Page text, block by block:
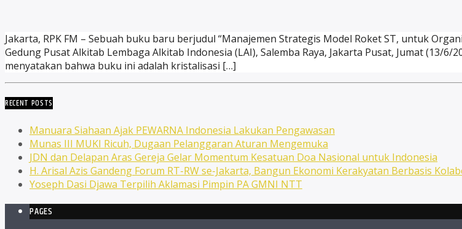
Jakarta, RPK FM – Sebuah buku baru berjudul “Manajemen Strategis Model Roket ST, untuk
Gedung Pusat Alkitab Lembaga Alkitab Indonesia (LAI), Salemba Raya, Jakarta Pusat, Jumat (13/
menyatakan bahwa buku ini adalah kristalisasi […]
RECENT POSTS
Manuara Siahaan Ajak PEWARNA Indonesia Lakukan Pengawasan
Munas III MUKI Ricuh, Dugaan Pelanggaran Aturan Mengemuka
JDN dan Delapan Aras Gereja Gelar Momentum Kesatuan Doa Nasional untuk Indonesia
H. Arisal Azis Gandeng Forum RT-RW se-Jakarta, Bangun Ekonomi Kerakyatan Berbasis
Yoseph Dasi Djawa Terpilih Aklamasi Pimpin PA GMNI NTT
PAGES